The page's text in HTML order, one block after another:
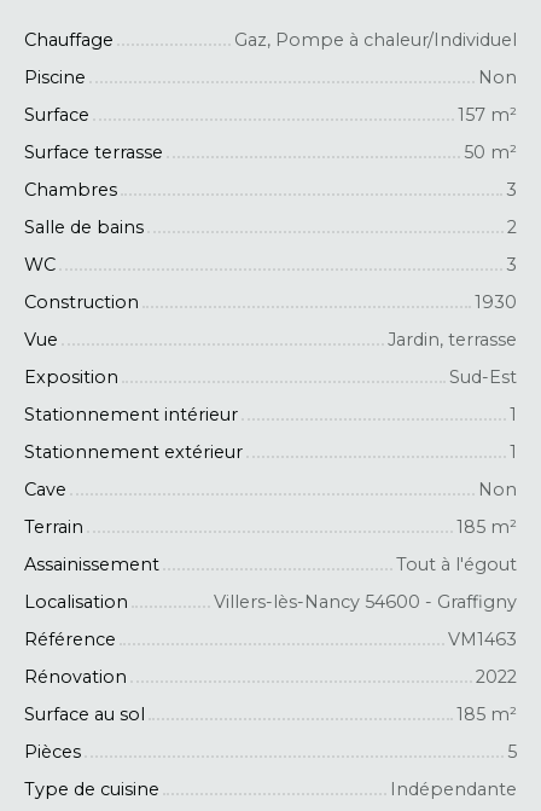
Chauffage
Gaz, Pompe à chaleur/Individuel
Piscine
Non
Surface
157 m²
Surface terrasse
50 m²
Chambres
3
Salle de bains
2
WC
3
Construction
1930
Vue
Jardin, terrasse
Exposition
Sud-Est
Stationnement intérieur
1
Stationnement extérieur
1
Cave
Non
Terrain
185 m²
Assainissement
Tout à l'égout
Localisation
Villers-lès-Nancy 54600 - Graffigny
Référence
VM1463
Rénovation
2022
Surface au sol
185 m²
Pièces
5
Type de cuisine
Indépendante